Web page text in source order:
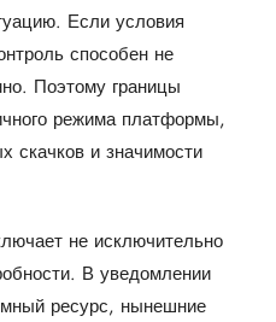
Если условия
способен не
Поэтому границы
режима платформы,
скачков и значимости
не исключительно
В уведомлении
ресурс, нынешние